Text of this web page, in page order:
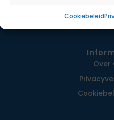
Cookiebeleid
Over